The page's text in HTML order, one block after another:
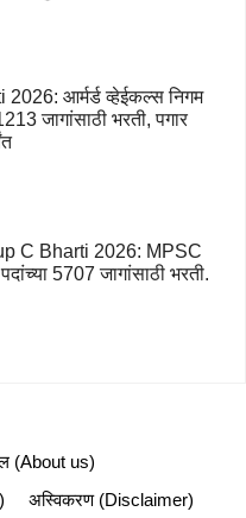
आर्मर्ड व्हेईकल्स निगम
जागांसाठी भरती, पगार
C Bharti 2026: MPSC
5707 जागांसाठी भरती.
(About us)
अस्विकरण (Disclaimer)